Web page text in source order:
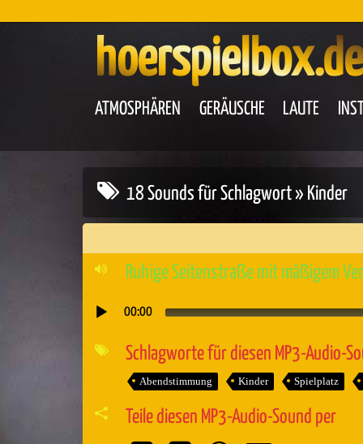
hoerspielbox.de
ATMOSPHÄREN GERÄUSCHE LAUTE
18 Sounds für Schlagwort » Kinder
Ruhige Seitenstraße mit mäßigem
Audio-
Player
00:00
Schlagworte für diesen MP3-Audio-
Abendstimmung Kinder Spielplatz
Teile diesen MP3-Audio-Sound per